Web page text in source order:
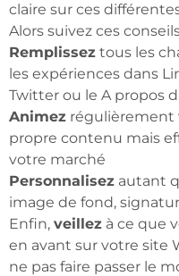
claire sur ces
Alors suivez ces
Remplissez tous les
les expériences dans
Twitter ou le A propos
Animez régulièrement
propre contenu mais
votre marché
Personnalisez autant
image de fond,
Enfin, veillez à ce que
en avant sur votre site
ne pas faire passer le